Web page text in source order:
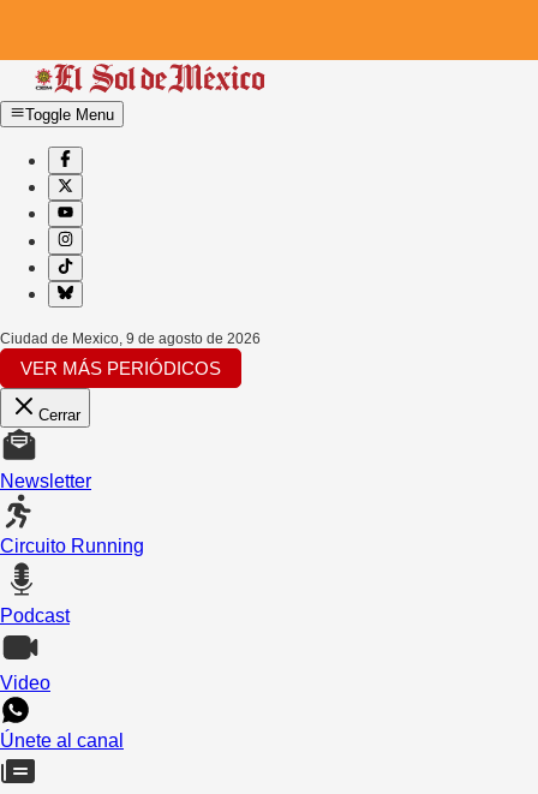
Toggle Menu
Ciudad de Mexico, 9 de agosto de 2026
VER MÁS PERIÓDICOS
Cerrar
Newsletter
Circuito Running
Podcast
Video
Únete al canal